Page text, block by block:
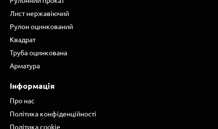
Лист нержавіючий
Рулон оцинкований
Квадрат
Труба оцинкована
Арматура
Інформація
Про нас
Політика конфіденційності
Політика cookie